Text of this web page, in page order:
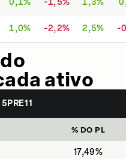
1,0% -2,2% 2,5%
-
ativo
5PRE11
% DO PL
17,49%